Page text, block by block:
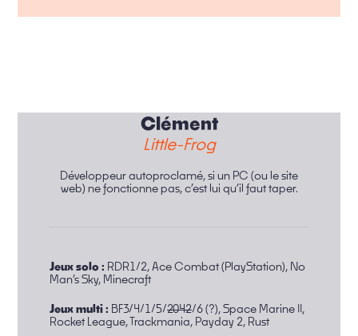
Clément
Little-Frog
Développeur autoproclamé, si un PC (ou le site
web) ne fonctionne pas, c’est lui qu’il faut taper.
Jeux solo : RDR1/2, Ace Combat (PlayStation), No
Man’s Sky, Minecraft
Jeux multi : BF3/4/1/5/2042/6 (?), Space Marine II,
Rocket League, Trackmania, Payday 2, Rust